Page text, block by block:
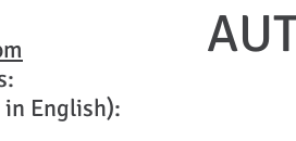
English):